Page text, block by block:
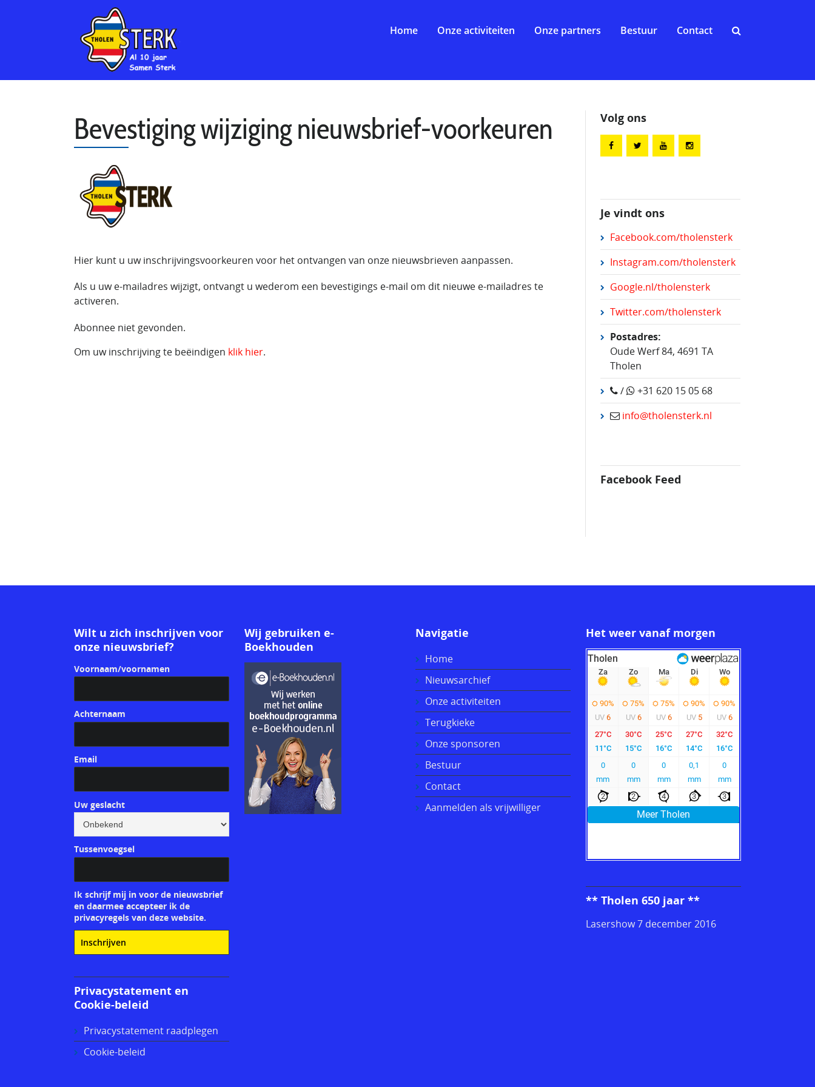
Home Onze activiteiten Onze partners Bestuur Contact
Bevestiging wijziging nieuwsbrief-voorkeuren
Hier kunt u uw inschrijvingsvoorkeuren voor het ontvangen van onze nieuwsbrieven aanpassen.
Als u uw e-mailadres wijzigt, ontvangt u wederom een bevestigings e-mail om dit nieuwe e-mailadres te
activeren.
Abonnee niet gevonden.
Om uw inschrijving te beëindigen klik hier.
Volg ons
Je vindt ons
Facebook.com/tholensterk
Instagram.com/tholensterk
Google.nl/tholensterk
Twitter.com/tholensterk
Postadres:
Oude Werf 84, 4691 TA
Tholen
/
+31 620 15 05 68
info@tholensterk.nl
Facebook Feed
Wilt u zich inschrijven voor
onze nieuwsbrief?
Voornaam/voornamen
Achternaam
Email
Uw geslacht
Tussenvoegsel
Ik schrijf mij in voor de nieuwsbrief
en daarmee accepteer ik de
privacyregels van deze website.
Privacystatement en
Cookie-beleid
Privacystatement raadplegen
Cookie-beleid
Wij gebruiken e-
Boekhouden
Navigatie
Home
Nieuwsarchief
Onze activiteiten
Terugkieke
Onze sponsoren
Bestuur
Contact
Aanmelden als vrijwilliger
Het weer vanaf morgen
** Tholen 650 jaar **
Lasershow 7 december 2016